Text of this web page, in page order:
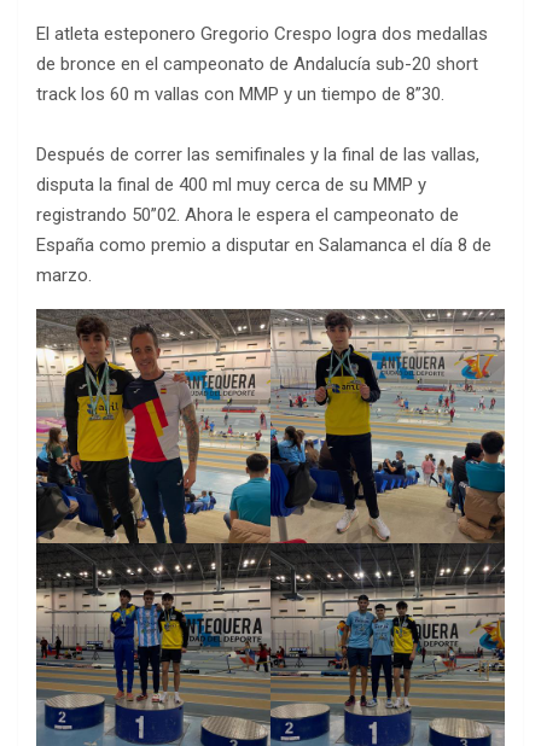
El atleta esteponero Gregorio Crespo logra dos medallas
de bronce en el campeonato de Andalucía sub-20 short
track los 60 m vallas con MMP y un tiempo de 8”30.
Después de correr las semifinales y la final de las vallas,
disputa la final de 400 ml muy cerca de su MMP y
registrando 50”02. Ahora le espera el campeonato de
España como premio a disputar en Salamanca el día 8 de
marzo.